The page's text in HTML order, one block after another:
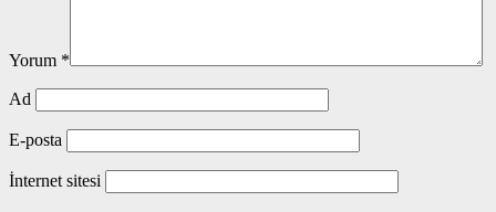
Yorum *
Ad
E-posta
İnternet sitesi